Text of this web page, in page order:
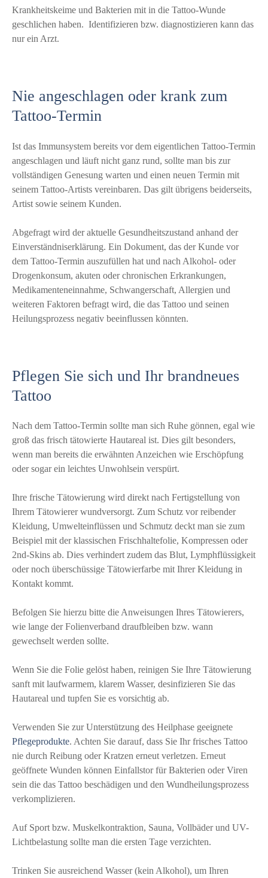
Krankheitskeime und Bakterien mit in die Tattoo-Wunde
geschlichen haben. Identifizieren bzw. diagnostizieren kann das
nur ein Arzt.
Nie angeschlagen oder krank zum
Tattoo-Termin
Ist das Immunsystem bereits vor dem eigentlichen Tattoo-Termin
angeschlagen und läuft nicht ganz rund, sollte man bis zur
vollständigen Genesung warten und einen neuen Termin mit
seinem Tattoo-Artists vereinbaren. Das gilt übrigens beiderseits,
Artist sowie seinem Kunden.
Abgefragt wird der aktuelle Gesundheitszustand anhand der
Einverständniserklärung. Ein Dokument, das der Kunde vor
dem Tattoo-Termin auszufüllen hat und nach Alkohol- oder
Drogenkonsum, akuten oder chronischen Erkrankungen,
Medikamenteneinnahme, Schwangerschaft, Allergien und
weiteren Faktoren befragt wird, die das Tattoo und seinen
Heilungsprozess negativ beeinflussen könnten.
Pflegen Sie sich und Ihr brandneues
Tattoo
Nach dem Tattoo-Termin sollte man sich Ruhe gönnen, egal wie
groß das frisch tätowierte Hautareal ist. Dies gilt besonders,
wenn man bereits die erwähnten Anzeichen wie Erschöpfung
oder sogar ein leichtes Unwohlsein verspürt.
Ihre frische Tätowierung wird direkt nach Fertigstellung von
Ihrem Tätowierer wundversorgt. Zum Schutz vor reibender
Kleidung, Umwelteinflüssen und Schmutz deckt man sie zum
Beispiel mit der klassischen Frischhaltefolie, Kompressen oder
2nd-Skins ab. Dies verhindert zudem das Blut, Lymphflüssigkeit
oder noch überschüssige Tätowierfarbe mit Ihrer Kleidung in
Kontakt kommt.
Befolgen Sie hierzu bitte die Anweisungen Ihres Tätowierers,
wie lange der Folienverband draufbleiben bzw. wann
gewechselt werden sollte.
Wenn Sie die Folie gelöst haben, reinigen Sie Ihre Tätowierung
sanft mit laufwarmem, klarem Wasser, desinfizieren Sie das
Hautareal und tupfen Sie es vorsichtig ab.
Verwenden Sie zur Unterstützung des Heilphase geeignete
Pflegeprodukte. Achten Sie darauf, dass Sie Ihr frisches Tattoo
nie durch Reibung oder Kratzen erneut verletzen. Erneut
geöffnete Wunden können Einfallstor für Bakterien oder Viren
sein die das Tattoo beschädigen und den Wundheilungsprozess
verkomplizieren.
Auf Sport bzw. Muskelkontraktion, Sauna, Vollbäder und UV-
Lichtbelastung sollte man die ersten Tage verzichten.
Trinken Sie ausreichend Wasser (kein Alkohol), um Ihren